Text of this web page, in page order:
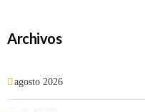
Archivos
agosto 2026